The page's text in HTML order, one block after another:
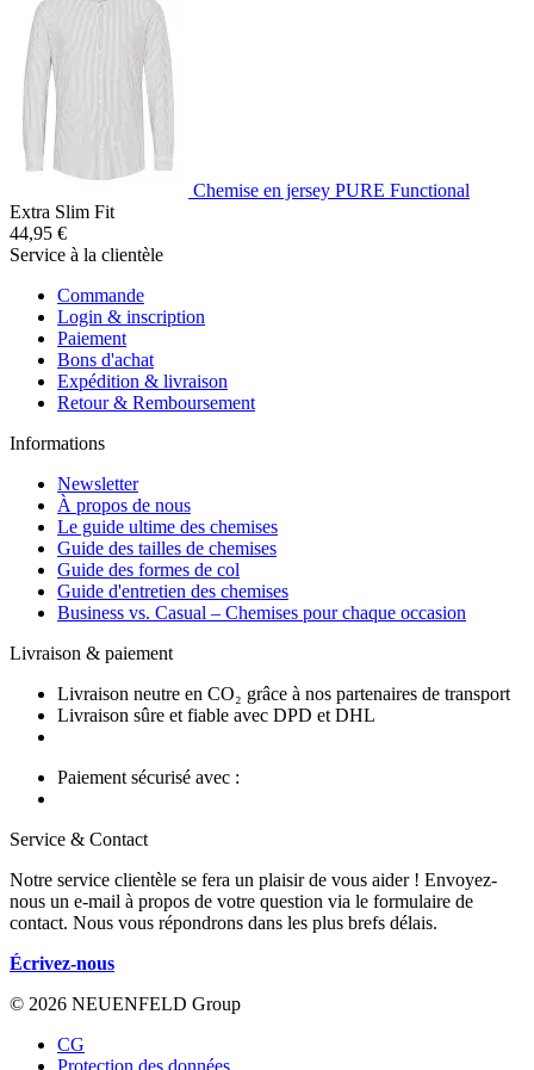
Chemise en jersey PURE Functional
Extra Slim Fit
44,95 €
Service à la clientèle
Commande
Login & inscription
Paiement
Bons d'achat
Expédition & livraison
Retour & Remboursement
Informations
Newsletter
À propos de nous
Le guide ultime des chemises
Guide des tailles de chemises
Guide des formes de col
Guide d'entretien des chemises
Business vs. Casual – Chemises pour chaque occasion
Livraison & paiement
Livraison neutre en CO₂ grâce à nos partenaires de transport
Livraison sûre et fiable avec DPD et DHL
Paiement sécurisé avec :
Service & Contact
Notre service clientèle se fera un plaisir de vous aider ! Envoyez-
nous un e-mail à propos de votre question via le formulaire de
contact. Nous vous répondrons dans les plus brefs délais.
Écrivez-nous
© 2026 NEUENFELD Group
CG
Protection des données